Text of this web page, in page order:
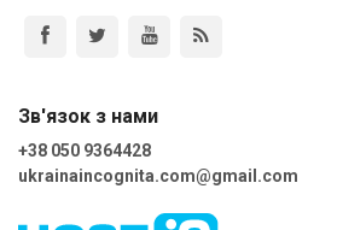
Зв'язок з нами
+38 050 9364428
ukrainaincognita.com@gmail.com